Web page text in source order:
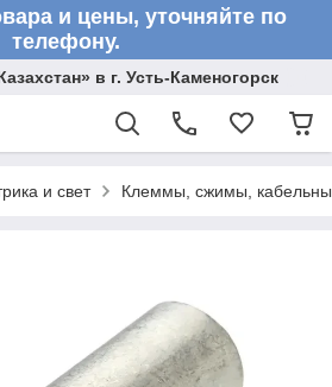
и цены, уточняйте по
телефону.
в г. Усть-Каменогорск
и свет Клеммы, сжимы,